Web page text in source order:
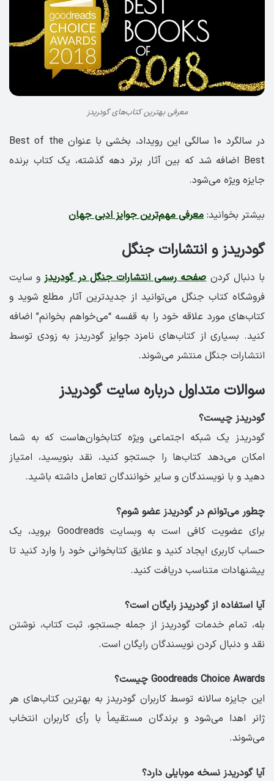
معرفی بهترین کتاب‌های گودریدز
در سالگرد 10 سالگی این رویداد، بخشی با عنوان Best of the
Best اضافه شد که بین آثار برتر دهه گذشته، یک کتاب برنده
جایزه ویژه می‌شود.
بیشتر بخوانید: معرفی مهم‌ترین جوایز ادبی جهان
گودریدز و انتشارات جنگل
با دنبال کردنصفحه رسمی انتشارات جنگل در گودریدز و سایت
فروشگاه کتاب جنگل می‌توانید از جدیدترین آثار مطلع شوید و
کتاب‌های مورد علاقه خود را به قفسه “می‌خواهم بخوانم” اضافه
کنید. بسیاری از کتاب‌های نامزد جوایز گودریدز به زودی توسط
انتشارات جنگل منتشر می‌شوند.
سوالات متداول درباره سایت گودریدز
گودریدز چیست؟
گودریدز یک شبکه اجتماعی ویژه کتابخوان‌هاست که به شما
امکان می‌دهد کتاب‌ها را جستجو کنید، نقد بنویسید، امتیاز
دهید و با نویسندگان و سایر خوانندگان تعامل داشته باشید.
چطور می‌توانم در گودریدز عضو شوم؟
برای عضویت کافی است به وبسایت Goodreads بروید، یک
حساب کاربری ایجاد کنید و علایق کتابخوانی خود را وارد کنید تا
پیشنهادات متناسب دریافت کنید.
آیا استفاده از گودریدز رایگان است؟
بله، تمام خدمات گودریدز از جمله جستجو، ثبت کتاب، نوشتن
نقد و دنبال کردن نویسندگان رایگان است.
Goodreads Choice Awards چیست؟
این جایزه سالانه توسط کاربران گودریدز به بهترین کتاب‌های هر
ژانر اهدا می‌شود و برندگان مستقیماً با رأی کاربران انتخاب
می‌شوند.
آیا گودریدز نسخه موبایلی دارد؟